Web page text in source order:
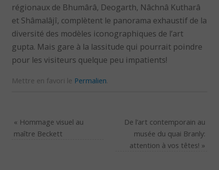
régionaux de Bhumârâ, Deogarth, Nâchnâ Kutharâ
et Shâmalâjî, complètent le panorama exhaustif de la
diversité des modèles iconographiques de l’art
gupta. Mais gare à la lassitude qui pourrait poindre
pour les visiteurs quelque peu impatients!
Mettre en favori le Permalien
« Hommage visuel au
maître Beckett
De l’art contemporain au
musée du quai Branly:
attention à vos têtes! »